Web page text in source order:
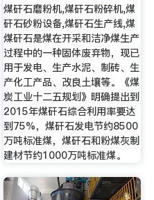
煤矸石磨粉机,煤矸石粉碎机,煤
矸石砂粉设备,煤矸石生产线,煤
煤矸石是煤在开采和洁净煤生产
过程中的一种固体废弃物，现已
用于发电、生产水泥、制砖、生
产化工产品、改良土壤等。《煤
炭工业十二五规划》明确提出到
2015年煤矸石综合利用率要达
到75%，煤矸石发电节约8500
万吨标准煤，煤矸石和粉煤灰制
建材节约1000万吨标准煤。